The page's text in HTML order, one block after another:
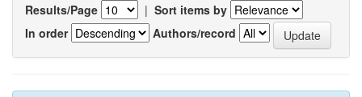
Results/Page | Sort items by
In order
Authors/record